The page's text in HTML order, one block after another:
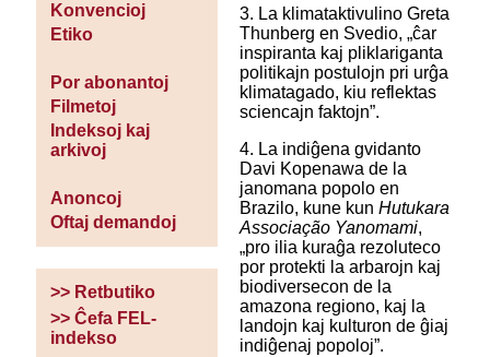
Konvencioj
Etiko
Por abonantoj
Filmetoj
Indeksoj kaj
arkivoj
Anoncoj
Oftaj demandoj
>> Retbutiko
>> Ĉefa FEL-
indekso
3. La klimataktivulino Greta
Thunberg en Svedio, „ĉar
inspiranta kaj pliklariganta
politikajn postulojn pri urĝa
klimatagado, kiu reflektas
sciencajn faktojn”.
4. La indiĝena gvidanto
Davi Kopenawa de la
janomana popolo en
Brazilo, kune kun Hutukara
Associação Yanomami,
„pro ilia kuraĝa rezoluteco
por protekti la arbarojn kaj
biodiversecon de la
amazona regiono, kaj la
landojn kaj kulturon de ĝiaj
indiĝenaj popoloj”.